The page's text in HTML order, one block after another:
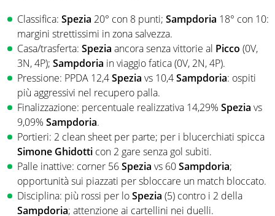
Classifica: Spezia 20° con 8 punti; Sampdoria 18° con 10:
margini strettissimi in zona salvezza.
Casa/trasferta: Spezia ancora senza vittorie al Picco (0V,
3N, 4P); Sampdoria in viaggio fatica (0V, 2N, 4P).
Pressione: PPDA 12,4Spezia vs 10,4Sampdoria: ospiti
più aggressivi nel recupero palla.
Finalizzazione: percentuale realizzativa 14,29% Spezia vs
9,09% Sampdoria.
Portieri: 2 clean sheet per parte; per i blucerchiati spicca
Simone Ghidotti con 2 gare senza gol subiti.
Palle inattive: corner 56Spezia vs 60Sampdoria;
opportunità sui piazzati per sbloccare un match bloccato.
Disciplina: più rossi per loSpezia (5) contro i 2 della
Sampdoria; attenzione ai cartellini nei duelli.